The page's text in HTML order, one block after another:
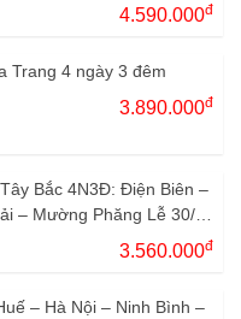
4.590.000đ
Trang 4 ngày 3 đêm
3.890.000đ
Bắc 4N3Đ: Điện Biên –
– Mường Phăng Lễ 30/4
3.560.000đ
– Hà Nội – Ninh Bình –